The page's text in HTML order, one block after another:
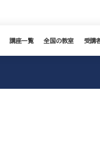
講座一覧 全国の教室 受講